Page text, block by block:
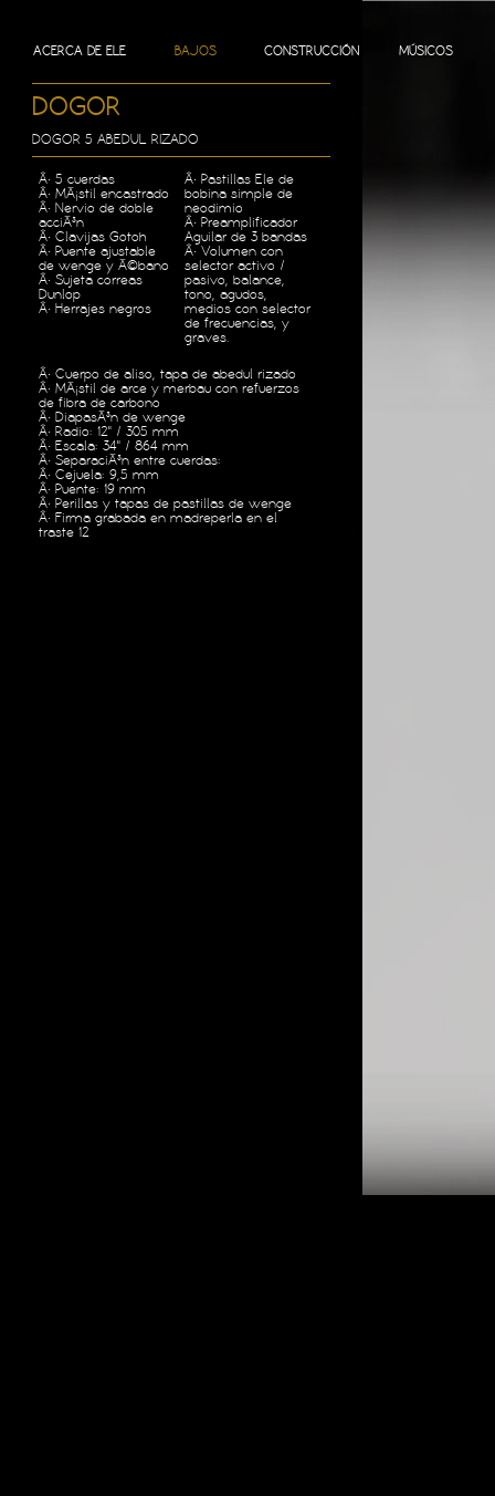
ACERCA DE ELE BAJOS CONSTRUCCIÓN MÚSICOS
DOGOR
DOGOR 5 ABEDUL RIZADO
Â· 5 cuerdas
Â· MÃ¡stil encastrado
Â· Nervio de doble
acciÃ³n
Â· Clavijas Gotoh
Â· Puente ajustable
de wenge y Ã©bano
Â· Sujeta correas
Dunlop
Â· Herrajes negros
Â· Pastillas Ele de
bobina simple de
neodimio
Â· Preamplificador
Aguilar de 3 bandas
Â· Volumen con
selector activo /
pasivo, balance,
tono, agudos,
medios con selector
de frecuencias, y
graves.
Â· Cuerpo de aliso, tapa de abedul rizado
Â· MÃ¡stil de arce y merbau con refuerzos
de fibra de carbono
Â· DiapasÃ³n de wenge
Â· Radio: 12" / 305 mm
Â· Escala: 34" / 864 mm
Â· SeparaciÃ³n entre cuerdas:
Â· Cejuela: 9,5 mm
Â· Puente: 19 mm
Â· Perillas y tapas de pastillas de wenge
Â· Firma grabada en madreperla en el
traste 12